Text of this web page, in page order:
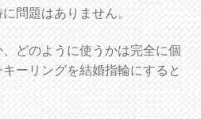
問題はありません。
どのように使うかは完全に個
ーリングを結婚指輪にすると